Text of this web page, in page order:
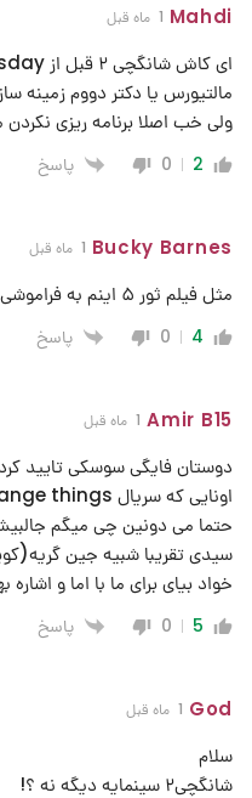
Mahdi 1 ماه قبل
مالتیورس یا دکتر دووم زمینه
ولی خب اصلا برنامه ریزی نکردن
2
0 پاسخ
Bucky Barnes 1 ماه قبل
مثل فیلم ثور ۵ اینم به فراموشی سپردن
4
0 پاسخ
Amir B15 1 ماه قبل
دوستان فایگی سوسکی تایید
حتما می دونین چی میگم
سیدی تقریبا شبیه جین
خواد بیای برای ما با اما و
5
0 پاسخ
God 1 ماه قبل
سلام
شانگچی۲ سینمایه دیگه نه ؟!